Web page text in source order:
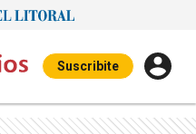
Suscribite